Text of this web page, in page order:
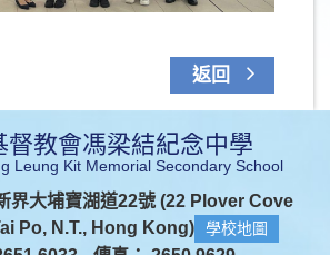
返回
督教會馮梁結紀念中學
Leung Kit Memorial Secondary School
界大埔寶湖道22號 (22 Plover Cove
Po, N.T., Hong Kong)
學校地圖